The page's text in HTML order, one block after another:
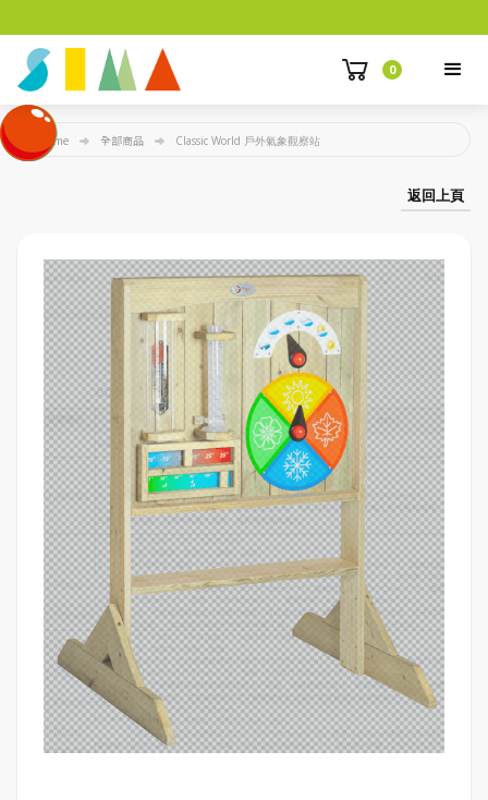
0
Home 全部商品 Classic World 戶外氣象觀察站
返回上頁